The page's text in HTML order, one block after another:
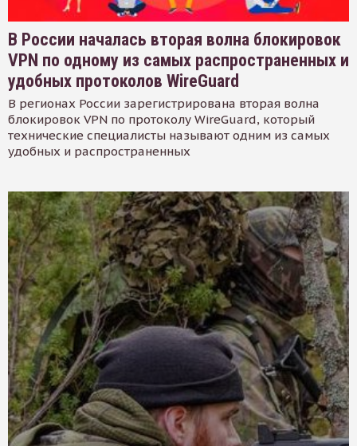
В России началась вторая волна блокировок
VPN по одному из самых распространенных и
удобных протоколов WireGuard
В регионах России зарегистрирована вторая волна
блокировок VPN по протоколу WireGuard, который
технические специалисты называют одним из самых
удобных и распространенных